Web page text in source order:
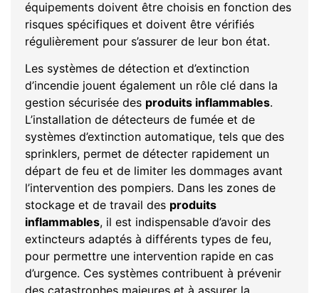
équipements doivent être choisis en fonction des
risques spécifiques et doivent être vérifiés
régulièrement pour s’assurer de leur bon état.
Les systèmes de détection et d’extinction
d’incendie jouent également un rôle clé dans la
gestion sécurisée des produits inflammables.
L’installation de détecteurs de fumée et de
systèmes d’extinction automatique, tels que des
sprinklers, permet de détecter rapidement un
départ de feu et de limiter les dommages avant
l’intervention des pompiers. Dans les zones de
stockage et de travail des produits
inflammables, il est indispensable d’avoir des
extincteurs adaptés à différents types de feu,
pour permettre une intervention rapide en cas
d’urgence. Ces systèmes contribuent à prévenir